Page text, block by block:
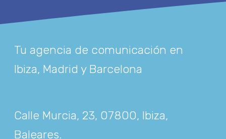
Tu agencia de comunicación en
Ibiza, Madrid y Barcelona
Calle Murcia, 23, 07800, Ibiza,
Baleares.